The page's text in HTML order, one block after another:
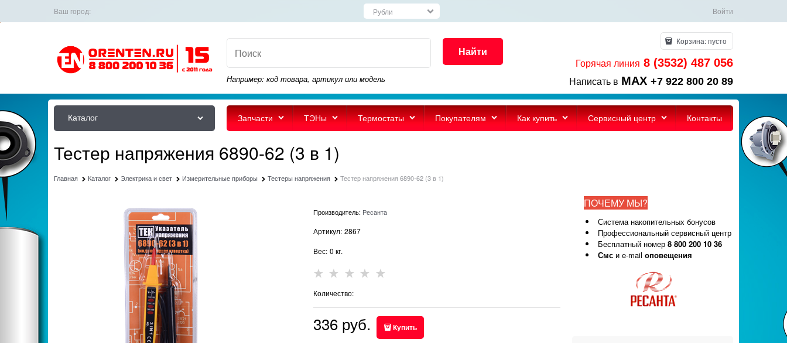
Ваш город: Войти
Найти
Например: код товара, артикул или модель
Корзина:пусто
Горячая линия 8 (3532) 487 056
Написать в MAX +7 922 800 20 89
Каталог Запчасти ТЭНы Термостаты Покупателям Как купить Сервисный центр Контакты
Тестер напряжения 6890-62 (3 в 1)
Главная Каталог Электрика и свет Измерительные приборы Тестеры напряжения Тестер напряжения 6890-62 (3 в 1)
Производитель: Ресанта
Артикул: 2867
Вес: 0 кг.
Количество:
336 руб. Купить
ПОЧЕМУ МЫ?
Система накопительных бонусов
Профессиональный сервисный центр
Бесплатный номер 8 800 200 10 36
Смс и e-mail оповещения